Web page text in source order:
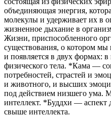
объединяющая энергия,
молекулы и удерживает их в
жизненное дыхание в
Жизни, приспособленного
существования, о котором
и появляется в двух формах:
физического тела. *Кама —
потребностей, страстей и
и животного, и высших
под действием низшего ума.
интеллект. *Буддхи — аспект
свыше интеллекта.